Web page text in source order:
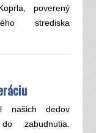
poverený
strediska
našich dedov
zabudnutia.